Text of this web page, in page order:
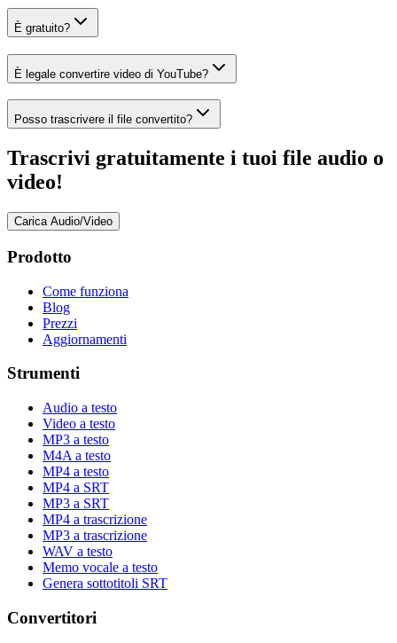
È gratuito?
È legale convertire video di YouTube?
Posso trascrivere il file convertito?
Trascrivi gratuitamente i tuoi file audio o
video!
Carica Audio/Video
Prodotto
Come funziona
Blog
Prezzi
Aggiornamenti
Strumenti
Audio a testo
Video a testo
MP3 a testo
M4A a testo
MP4 a testo
MP4 a SRT
MP3 a SRT
MP4 a trascrizione
MP3 a trascrizione
WAV a testo
Memo vocale a testo
Genera sottotitoli SRT
Convertitori